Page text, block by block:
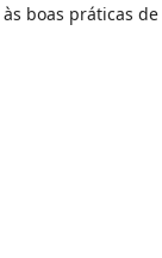
boas práticas